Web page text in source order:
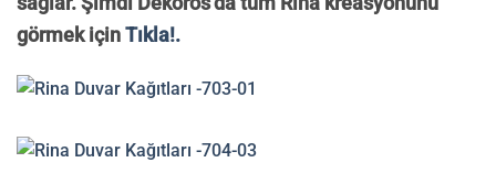
görmek içinTıkla!.